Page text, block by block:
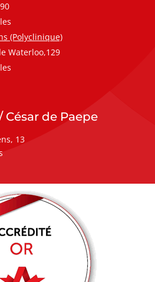
(Polyclinique)
Waterloo,129
César de Paepe
13